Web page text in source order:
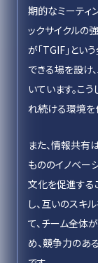
期的なミーティ
ックサイクルの
が「TGIF」とい
できる場を設け
いています。こ
れ続ける環境を
また、情報共有
もののイノベー
文化を促進する
し、互いのスキ
て、チーム全体
め、競争力のあ